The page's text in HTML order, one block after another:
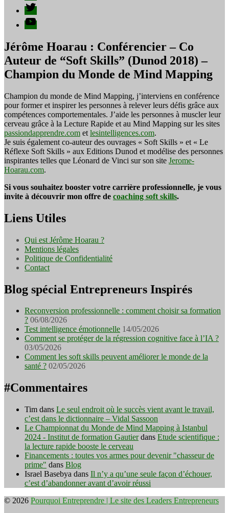
Twitter
YouTube
Jérôme Hoarau : Conférencier – Co
Auteur de “Soft Skills” (Dunod 2018) –
Champion du Monde de Mind Mapping
Champion du monde de Mind Mapping, j’interviens en conférence
pour former et inspirer les personnes à relever leurs défis grâce aux
compétences comportementales. J’aide les personnes à muscler leur
cerveau grâce à la Lecture Rapide et au Mind Mapping sur les sites
passiondapprendre.com et lesintelligences.com.
Je suis également co-auteur des ouvrages « Soft Skills » et « Le
Réflexe Soft Skills » aux Editions Dunod et modélise des personnes
inspirantes telles que Léonard de Vinci sur son site Jerome-
Hoarau.com.
Si vous souhaitez booster votre carrière professionnelle, je vous
invite à découvrir mon offre de coaching soft skills.
Liens Utiles
Qui est Jérôme Hoarau ?
Mentions légales
Politique de Confidentialité
Contact
Blog spécial Entrepreneurs Inspirés
Reconversion professionnelle : comment choisir sa formation
? 06/08/2026
Test intelligence émotionnelle 14/05/2026
Comment se protéger de la régression cognitive face à l’IA ?
03/05/2026
Comment les soft skills peuvent améliorer le monde de la
santé ? 02/05/2026
#Commentaires
Tim dans Le seul endroit où le succès vient avant le travail,
c’est dans le dictionnaire – Vidal Sassoon
Le Championnat du Monde de Mind Mapping à Istanbul
2024 - Institut de formation Gautierdans Etude scientifique :
la lecture rapide booste le cerveau
Financements : toutes vos armes pour devenir "chasseur de
prime" dans Blog
Israel Basebya dans Il n’y a qu’une seule façon d’échouer,
c’est d’abandonner avant d’avoir réussi
© 2026 Pourquoi Entreprendre | Le site des Leaders Entrepreneurs